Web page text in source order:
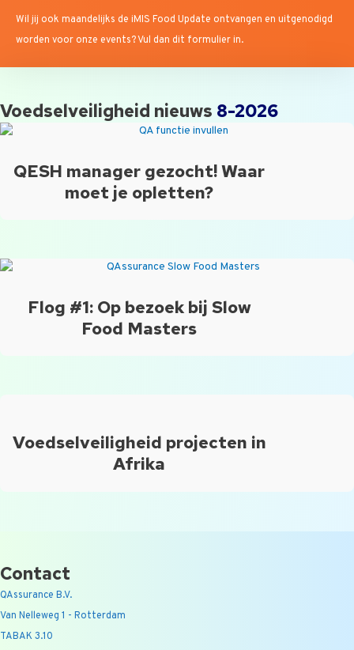
Wil jij ook maandelijks de iMIS Food Update ontvangen en uitgenodigd
worden voor onze events? Vul dan dit formulier in.
Voedselveiligheid nieuws 8-2026
QESH manager gezocht! Waar
moet je opletten?
Flog #1: Op bezoek bij Slow
Food Masters
Voedselveiligheid projecten in
Afrika
Contact
QAssurance B.V.
Van Nelleweg 1 - Rotterdam
TABAK 3.10